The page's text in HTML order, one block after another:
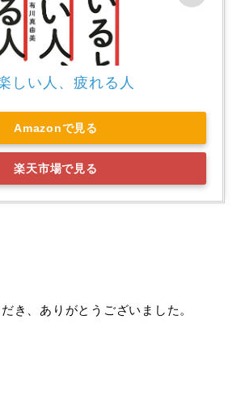
しい人、疲れる人
Amazonで見る
楽天市場で見る
き、ありがとうございました。